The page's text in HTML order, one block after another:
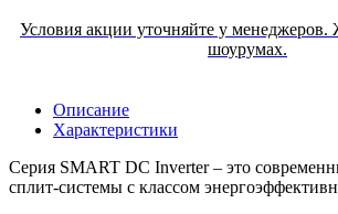
Условия акции уточняйте у
шоурумах.
Описание
Характеристики
Серия SMART DC Inverter – это
сплит-системы с классом